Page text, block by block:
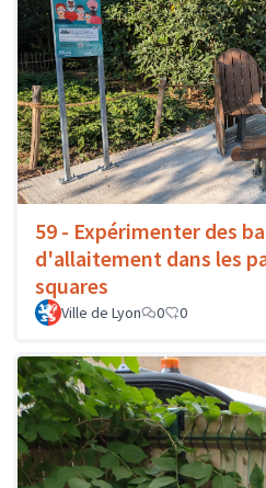
59 - Expérimenter des
d'allaitement dans les
squares
Ville de Lyon 0 0